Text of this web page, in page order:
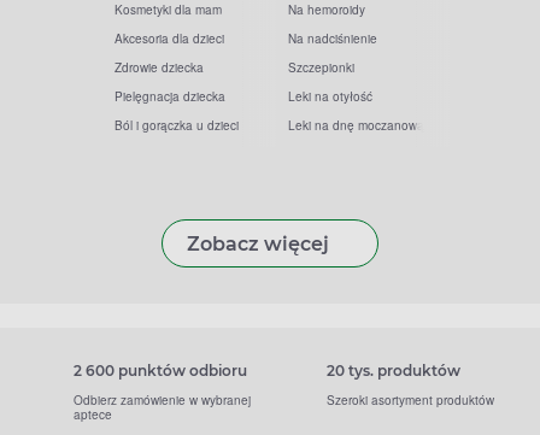
Kosmetyki dla mam
Akcesoria dla dzieci
Zdrowie dziecka
Pielęgnacja dziecka
Ból i gorączka u dzieci
Na hemoroidy
Na nadciśnienie
Szczepionki
Leki na otyłość
Leki na dnę moczanową
Zobacz więcej
2 600 punktów odbioru
Odbierz zamówienie w wybranej
aptece
20 tys. produktów
Szeroki asortyment produktów